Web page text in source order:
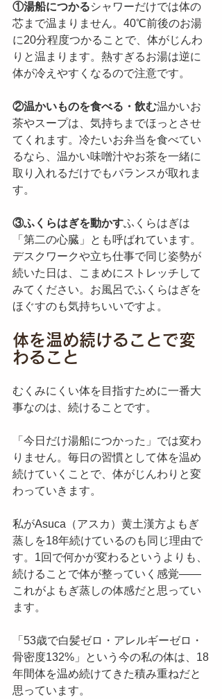
①湯船につかるシャワーだけでは体の
芯まで温まりません。40℃前後のお湯
に20分程度つかることで、体がじんわ
りと温まります。熱すぎるお湯は逆に
体が冷えやすくなるので注意です。
②温かいものを食べる・飲む温かいお
茶やスープは、気持ちまでほっとさせ
てくれます。冷たいお弁当を食べてい
るなら、温かい味噌汁やお茶を一緒に
取り入れるだけでもバランスが取れま
す。
③ふくらはぎを動かすふくらはぎは
「第二の心臓」とも呼ばれています。
デスクワークや立ち仕事で同じ姿勢が
続いた日は、こまめにストレッチして
みてください。お風呂でふくらはぎを
ほぐすのも気持ちいいですよ。
体を温め続けることで変
わること
むくみにくい体を目指すために一番大
事なのは、続けることです。
「今日だけ湯船につかった」では変わ
りません。毎日の習慣として体を温め
続けていくことで、体がじんわりと変
わっていきます。
私がAsuca（アスカ）黄土漢方よもぎ
蒸しを18年続けているのも同じ理由で
す。1回で何かが変わるというよりも、
続けることで体が整っていく感覚——
これがよもぎ蒸しの体感だと思ってい
ます。
「53歳で白髪ゼロ・アレルギーゼロ・
骨密度132%」という今の私の体は、18
年間体を温め続けてきた積み重ねだと
思っています。